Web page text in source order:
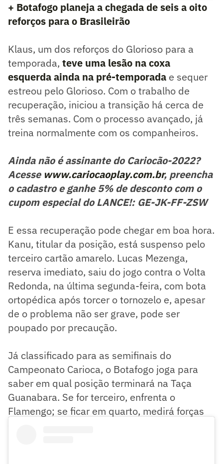
+ Botafogo planeja a chegada de seis a oito
reforços para o Brasileirão
Klaus, um dos reforços do Glorioso para a
temporada, teve uma lesão na coxa
esquerda ainda na pré-temporada e sequer
estreou pelo Glorioso. Com o trabalho de
recuperação, iniciou a transição há cerca de
três semanas. Com o processo avançado, já
treina normalmente com os companheiros.
Ainda não é assinante do Cariocão-2022?
Acesse www.cariocaoplay.com.br, preencha
o cadastro e ganhe 5% de desconto com o
cupom especial do LANCE!: GE-JK-FF-ZSW
E essa recuperação pode chegar em boa hora.
Kanu, titular da posição, está suspenso pelo
terceiro cartão amarelo. Lucas Mezenga,
reserva imediato, saiu do jogo contra o Volta
Redonda, na última segunda-feira, com bota
ortopédica após torcer o tornozelo e, apesar
de o problema não ser grave, pode ser
poupado por precaução.
Já classificado para as semifinais do
Campeonato Carioca, o Botafogo joga para
saber em qual posição terminará na Taça
Guanabara. Se for terceiro, enfrenta o
Flamengo; se ficar em quarto, medirá forças